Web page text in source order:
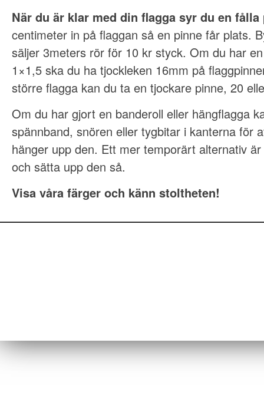
När du är klar med din flagga syr du en fålla
centimeter in på flaggan så en pinne får plats.
säljer 3meters rör för 10 kr styck. Om du har
1×1,5 ska du ha tjockleken 16mm på
större flagga kan du ta en tjockare pinne, 20
Om du har gjort en banderoll eller hängflagga
spännband, snören eller tygbitar i kanterna för
hänger upp den. Ett mer temporärt alternativ
och sätta upp den så.
Visa våra färger och känn stoltheten!